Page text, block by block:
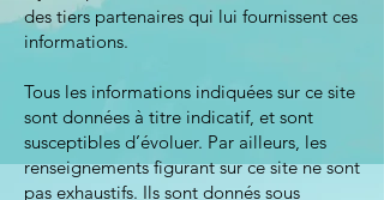
des tiers partenaires qui lui fournissent ces
informations.
Tous les informations indiquées sur ce site
sont données à titre indicatif, et sont
susceptibles d’évoluer. Par ailleurs, les
renseignements figurant sur ce site ne sont
pas exhaustifs. Ils sont donnés sous